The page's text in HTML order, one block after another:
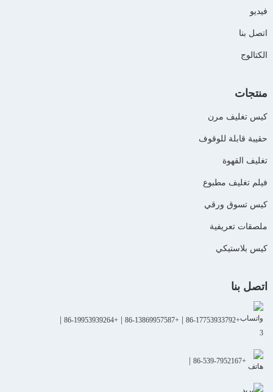
فيديو
اتصل بنا
الكتالوج
منتجات
كيس تغليف مرن
حقيبة قابلة للوقوف
تغليف القهوة
فيلم تغليف مطبوع
كيس تسوق ورقي
ملصقات تعريفية
كيس بلاستيكي
اتصل بنا
+86-17753933792
|
+86-13869957587
|
+86-19953939264
|
+86-539-7952167
|